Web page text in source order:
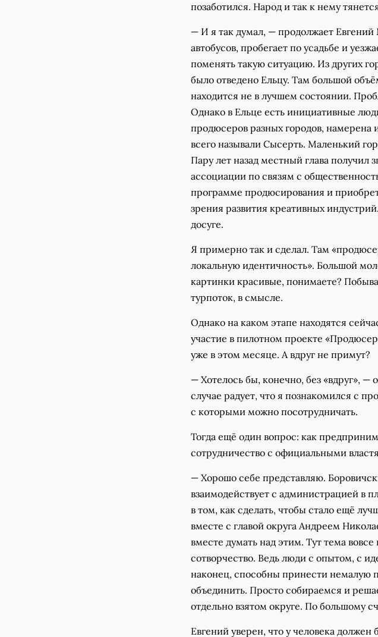
позаботился. Народ и так к нему
— И я так думал, — продолжает
автобусов, пробегает по усадьбе и
поменять такую ситуацию. Из других
было отведено Ельцу. Там большой
находится не в лучшем состоянии.
Однако в Ельце есть инициативные
продюсеров разных городов,
всего называли Сысерть. Маленький
Пару лет назад местный глава получил
ассоциации по связям с
программе продюсирования и
зрения развития креативных
досуге.
Я примерно так и сделал. Там
локальную идентичность». Большой
картинки красивые, понимаете?
турпоток, в смысле.
Однако на каком этапе находятся
участие в пилотном проекте
уже в этом месяце. А вдруг не примут?
— Хотелось бы, конечно, без «вдруг»,
случае радует, что я познакомился с
с которыми можно посотрудничать.
Тогда ещё один вопрос: как
сотрудничество с официальными
— Хорошо себе представляю.
взаимодействует с администрацией в
в том, как сделать, чтобы стало ещё
вместе с главой округа Андреем
вместе думать над этим. Тут тема
сотворчество. Ведь люди с опытом, с
наконец, способны принести немалую
объединить. Просто собираемся и
отдельно взятом округе. По большому
Евгений уверен, что у человека